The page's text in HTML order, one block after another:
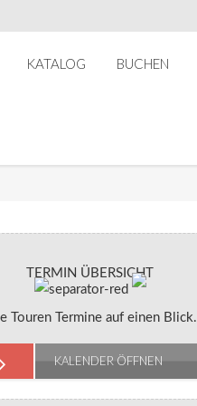
KATALOG BUCHEN
TERMIN ÜBERSICHT
Touren Termine auf einen Blick.
KALENDER ÖFFNEN